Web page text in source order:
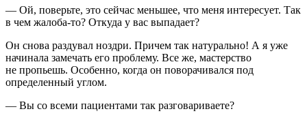
— Ой, поверьте, это сейчас меньшее, что меня интересует. Так
в чем жалоба-то? Откуда у вас выпадает?
Он снова раздувал ноздри. Причем так натурально! А я уже
начинала замечать его проблему. Все же, мастерство
не пропьешь. Особенно, когда он поворачивался под
определенный углом.
— Вы со всеми пациентами так разговариваете?